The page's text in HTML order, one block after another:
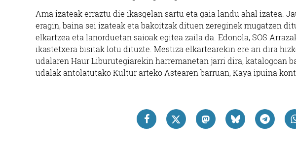
Ama izateak erraztu die ikasgelan sartu eta gaia landu ahal izatea.
eragin, baina sei izateak eta bakoitzak dituen zereginek mugatzen
elkartzea eta lanorduetan saioak egitea zaila da. Edonola, SOS
ikastetxera bisitak lotu dituzte. Mestiza elkartearekin ere ari dira
udalaren Haur Liburutegiarekin harremanetan jarri dira, katalogoan
udalak antolatutako Kultur arteko Astearen barruan, Kaya ipuina